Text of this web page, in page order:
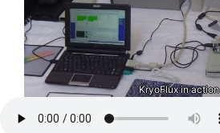
KryoFlux in action